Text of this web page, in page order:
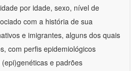
por idade, sexo, nível de
com a história de sua
e imigrantes, alguns dos quais
com perfis epidemiológicos
e padrões